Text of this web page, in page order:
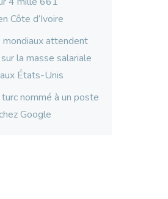
Côte d’Ivoire
mondiaux attendent
la masse salariale
États-Unis
nommé à un poste
Google